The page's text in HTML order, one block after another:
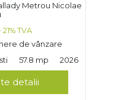
Metrou Nicolae
21% TVA
de vânzare
57.8 mp 2026
detalii